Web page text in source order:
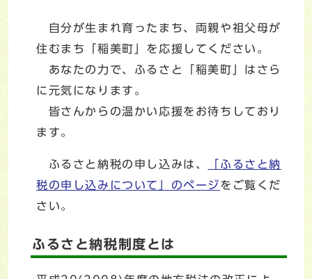
自分が生まれ育ったまち、両親や祖父母が
住むまち「稲美町」を応援してください。
あなたの力で、ふるさと「稲美町」はさら
に元気になります。
皆さんからの温かい応援をお待ちしており
ます。
ふるさと納税の申し込みは、
「ふるさと納
税の申し込みについて」のページをご覧くだ
さい。
ふるさと納税制度とは